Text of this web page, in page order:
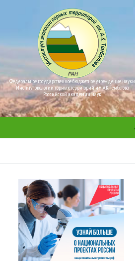
Федеральное государственное бюджетное учреждение науки
Институт экологии горных территорий им. А.К. Темботова
Российской академии наук